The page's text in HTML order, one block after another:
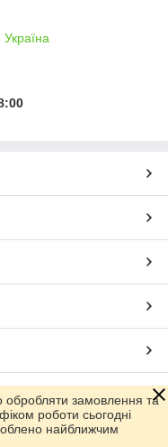
замовлення та
роботи сьогодні
найближчим